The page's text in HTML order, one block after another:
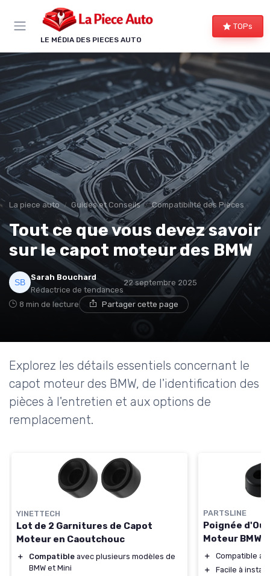
LE MÉDIA DES PIECES AUTO
TOPs
La piece auto Guides et Conseils Compatibilité des Pièces
Tout ce que vous devez savoir
sur le capot moteur des BMW
Sarah Bouchard
Rédactrice de tendances
22 septembre 2025
8 min de lecture Partager cette page
Explorez les détails essentiels concernant le
capot moteur des BMW, de l'identification des
pièces à l'entretien et aux options de
remplacement.
YINETTECH
Lot de 2 Garnitures de Capot
Moteur en Caoutchouc
＋ Compatible avec plusieurs modèles de
BMW et Mini
PARTSLINE
Poignée
Moteur BMW
＋
Compatible
＋
Facile à
Panneau de gestion des cookies